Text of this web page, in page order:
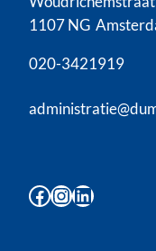
1107 NG
020-3421919
Facebook InstagramLinkedIn